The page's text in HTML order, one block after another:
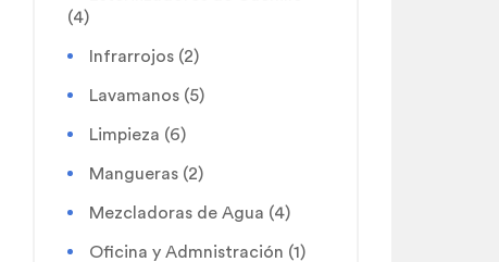
(4)
Infrarrojos (2)
Lavamanos (5)
Limpieza (6)
Mangueras (2)
Mezcladoras de Agua (4)
Oficina y Admnistración (1)